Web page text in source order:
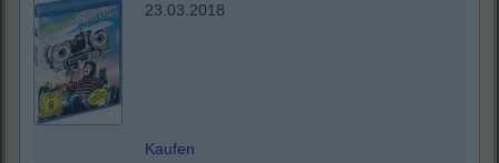
23.03.2018
Kaufen